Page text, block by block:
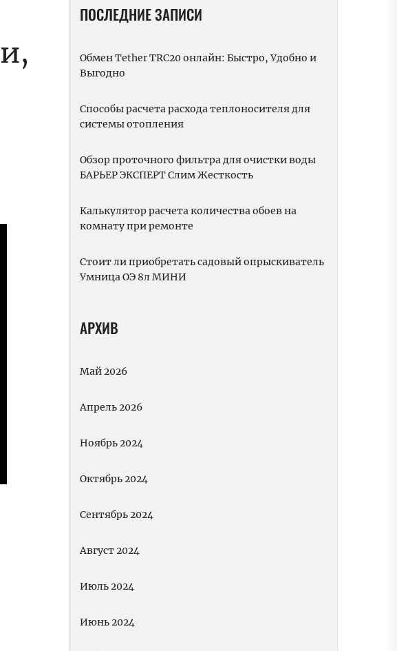
ПОСЛЕДНИЕ ЗАПИСИ
Обмен Tether TRC20 онлайн: Быстро, Удобно и
Выгодно
Способы расчета расхода теплоносителя для
системы отопления
Обзор проточного фильтра для очистки воды
БАРЬЕР ЭКСПЕРТ Слим Жесткость
Калькулятор расчета количества обоев на
комнату при ремонте
Стоит ли приобретать садовый опрыскиватель
Умница ОЭ 8л МИНИ
АРХИВ
Май 2026
Апрель 2026
Ноябрь 2024
Октябрь 2024
Сентябрь 2024
Август 2024
Июль 2024
Июнь 2024